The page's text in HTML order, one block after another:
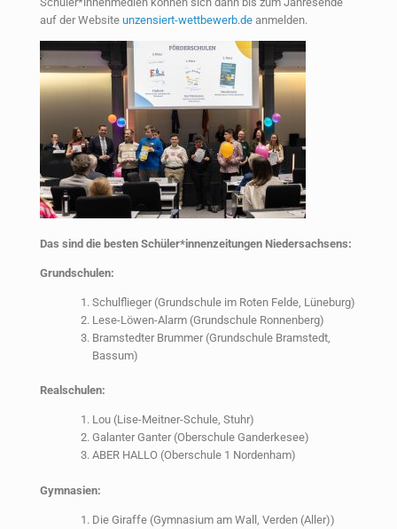
auf der Website unzensiert-wettbewerb.de anmelden.
Das sind die besten Schüler*innenzeitungen Niedersachsens:
Grundschulen:
Schulflieger (Grundschule im Roten Felde, Lüneburg)
Lese-Löwen-Alarm (Grundschule Ronnenberg)
Bramstedter Brummer (Grundschule Bramstedt,
Bassum)
Realschulen:
Lou (Lise-Meitner-Schule, Stuhr)
Galanter Ganter (Oberschule Ganderkesee)
ABER HALLO (Oberschule 1 Nordenham)
Gymnasien:
Die Giraffe (Gymnasium am Wall, Verden (Aller))